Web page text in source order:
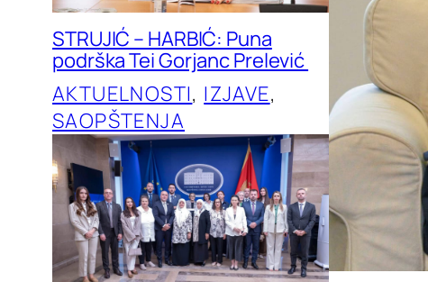
STRUJIĆ – HARBIĆ: Puna
podrška Tei Gorjanc Prelević
AKTUELNOSTI, IZJAVE
SAOPŠTENJA